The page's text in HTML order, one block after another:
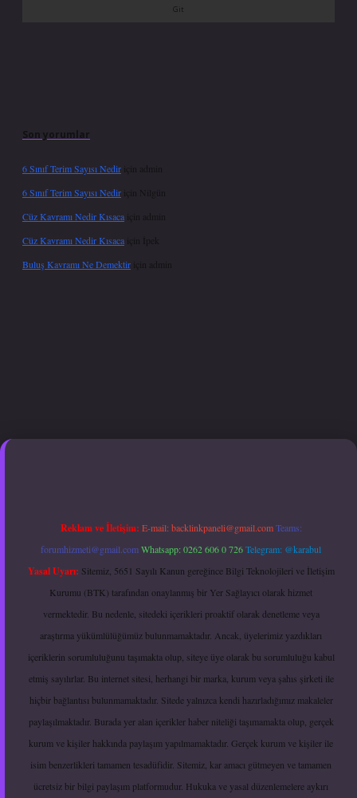
Son yorumlar
6 Sınıf Terim Sayısı Nedir için
admin
6 Sınıf Terim Sayısı Nedir için Nilgün
Cüz Kavramı Nedir Kısaca için
admin
Cüz Kavramı Nedir Kısaca için İpek
Buluş Kavramı Ne Demektir için admin
giriş adresi güncellendibetexper.xyzhiltonbet güncel giriş
Reklam ve İletişim: E-mail:backlinkpaneli@gmail.com Teams:
forumhizmeti@gmail.comWhatsapp: 0262 606 0 726Telegram: @karabul
Yasal Uyarı: Sitemiz, 5651 Sayılı Kanun gereğince Bilgi Teknolojileri ve İletişim
Kurumu (BTK) tarafından onaylanmış bir Yer Sağlayıcı olarak hizmet
vermektedir. Bu nedenle, sitedeki içerikleri proaktif olarak denetleme veya
araştırma yükümlülüğümüz bulunmamaktadır. Ancak, üyelerimiz yazdıkları
içeriklerin sorumluluğunu taşımakta olup, siteye üye olarak bu sorumluluğu kabul
etmiş sayılırlar. Bu internet sitesi, herhangi bir marka, kurum veya şahıs şirketi ile
hiçbir bağlantısı bulunmamaktadır. Sitede yalnızca kendi hazırladığımız makaleler
paylaşılmaktadır. Burada yer alan içerikler haber niteliği taşımamakta olup, gerçek
kurum ve kişiler hakkında paylaşım yapılmamaktadır. Gerçek kurum ve kişiler ile
isim benzerlikleri tamamen tesadüfidir. Sitemiz, kar amacı gütmeyen ve tamamen
ücretsiz bir bilgi paylaşım platformudur. Hukuka ve yasal düzenlemelere aykırı